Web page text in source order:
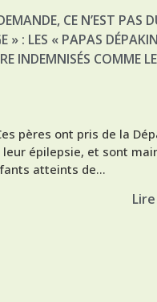
CE N’EST PAS
» : LES « PAPAS
INDEMNISÉS COMME
pères ont pris de la
leur épilepsie, et sont
atteints de...